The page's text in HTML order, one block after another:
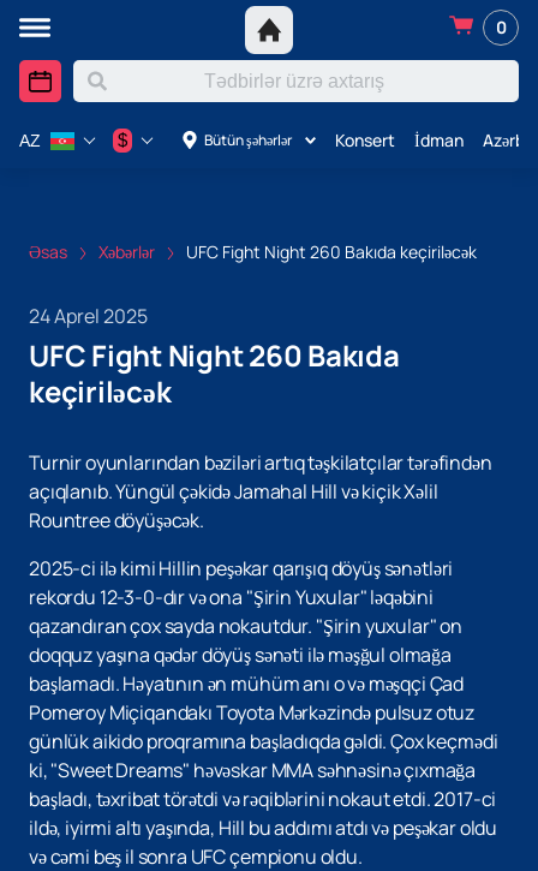
0
Bütün şəhərlər Konsert İdman
AZ $
Əsas Xəbərlər UFC Fight Night 260 Bakıda keçiriləcək
24 Aprel 2025
UFC Fight Night 260 Bakıda
keçiriləcək
Turnir oyunlarından bəziləri artıq təşkilatçılar tərəfindən
açıqlanıb. Yüngül çəkidə Jamahal Hill və kiçik Xəlil
Rountree döyüşəcək.
2025-ci ilə kimi Hillin peşəkar qarışıq döyüş sənətləri
rekordu 12-3-0-dır və ona "Şirin Yuxular" ləqəbini
qazandıran çox sayda nokautdur. "Şirin yuxular" on
doqquz yaşına qədər döyüş sənəti ilə məşğul olmağa
başlamadı. Həyatının ən mühüm anı o və məşqçi Çad
Pomeroy Miçiqandakı Toyota Mərkəzində pulsuz otuz
günlük aikido proqramına başladıqda gəldi. Çox keçmədi
ki, "Sweet Dreams" həvəskar MMA səhnəsinə çıxmağa
başladı, təxribat törətdi və rəqiblərini nokaut etdi. 2017-ci
ildə, iyirmi altı yaşında, Hill bu addımı atdı və peşəkar oldu
və cəmi beş il sonra UFC çempionu oldu.